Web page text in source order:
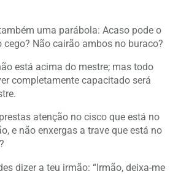
uma parábola: Acaso pode o
cego? Não cairão ambos no buraco?
está acima do mestre; mas todo
completamente capacitado será
atenção no cisco que está no
e não enxergas a trave que está no
dizer a teu irmão: “Irmão, deixa-me